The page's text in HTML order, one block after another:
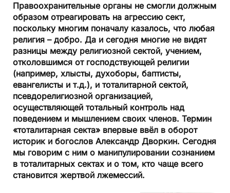
Правоохранительные органы не смогли должным
образом отреагировать на агрессию сект,
поскольку многим поначалу казалось, что любая
религия – добро. Да и сегодня многие не видят
разницы между религиозной сектой, учением,
отколовшимся от господствующей религии
(например, хлысты, духоборы, баптисты,
евангелисты и т.д.), и тоталитарной сектой,
псевдорелигиозной организацией,
осуществляющей тотальный контроль над
поведением и мышлением своих членов. Термин
«тоталитарная секта» впервые ввёл в оборот
историк и богослов Александр Дворкин. Сегодня
мы говорим с ним о манипулировании сознанием
в тоталитарных сектах и о том, кто чаще всего
становится жертвой лжемессий.